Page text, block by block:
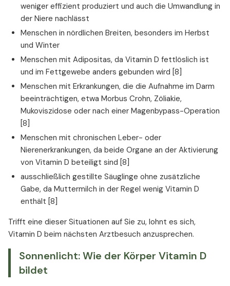
weniger effizient produziert und auch die Umwandlung in
der Niere nachlässt
Menschen in nördlichen Breiten, besonders im Herbst
und Winter
Menschen mit Adipositas, da Vitamin D fettlöslich ist
und im Fettgewebe anders gebunden wird [8]
Menschen mit Erkrankungen, die die Aufnahme im Darm
beeinträchtigen, etwa Morbus Crohn, Zöliakie,
Mukoviszidose oder nach einer Magenbypass-Operation
[8]
Menschen mit chronischen Leber- oder
Nierenerkrankungen, da beide Organe an der Aktivierung
von Vitamin D beteiligt sind [8]
ausschließlich gestillte Säuglinge ohne zusätzliche
Gabe, da Muttermilch in der Regel wenig Vitamin D
enthält [8]
Trifft eine dieser Situationen auf Sie zu, lohnt es sich,
Vitamin D beim nächsten Arztbesuch anzusprechen.
Sonnenlicht: Wie der Körper Vitamin D
bildet